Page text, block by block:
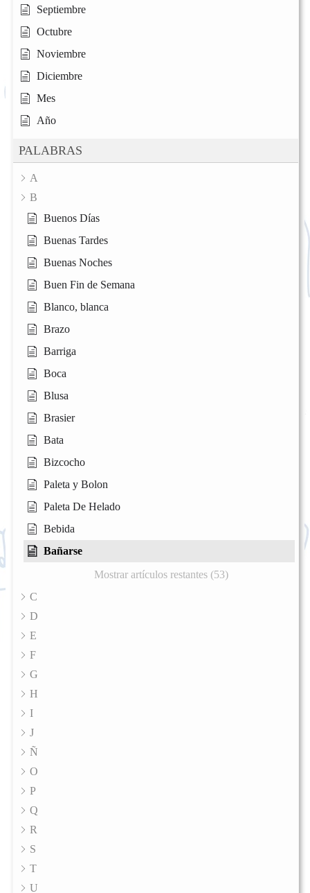
Septiembre
Octubre
Noviembre
Diciembre
Mes
Año
PALABRAS
A
B
Buenos Días
Buenas Tardes
Buenas Noches
Buen Fin de Semana
Blanco, blanca
Brazo
Barriga
Boca
Blusa
Brasier
Bata
Bizcocho
Paleta y Bolon
Paleta De Helado
Bebida
Bañarse
Mostrar artículos restantes (53)
C
D
E
F
G
H
I
J
Ñ
O
P
Q
R
S
T
U